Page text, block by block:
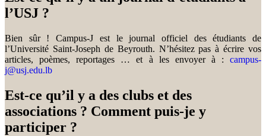
l’USJ ?
Bien sûr ! Campus-J est le journal officiel des étudiants de
l’Université Saint-Joseph de Beyrouth. N’hésitez pas à écrire vos
articles, poèmes, reportages … et à les envoyer à : campus-
j@usj.edu.lb
Est-ce qu’il y a des clubs et des
associations ? Comment puis-je y
participer ?